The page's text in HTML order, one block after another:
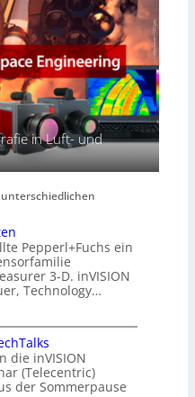
in Luft- und
Pepperl+Fuchs ein
3-D. inVISION
Technology…
die inVISION
(Telecentric)
der Sommerpause